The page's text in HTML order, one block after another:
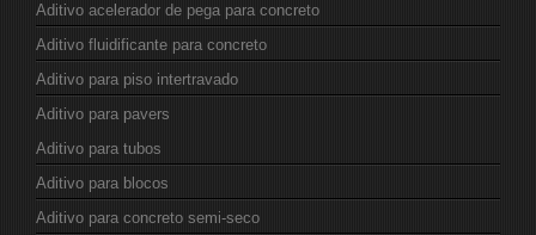
Aditivo acelerador de pega para concreto
Aditivo fluidificante para concreto
Aditivo para piso intertravado
Aditivo para pavers
Aditivo para tubos
Aditivo para blocos
Aditivo para concreto semi-seco